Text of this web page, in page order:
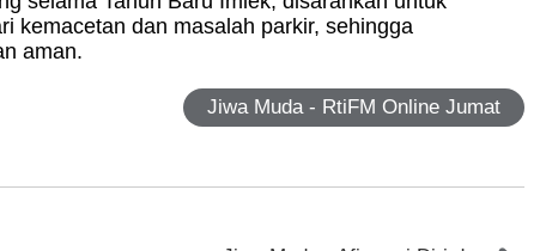
kemacetan dan masalah parkir, sehingga
aman.
Jiwa Muda - RtiFM Online Jumat